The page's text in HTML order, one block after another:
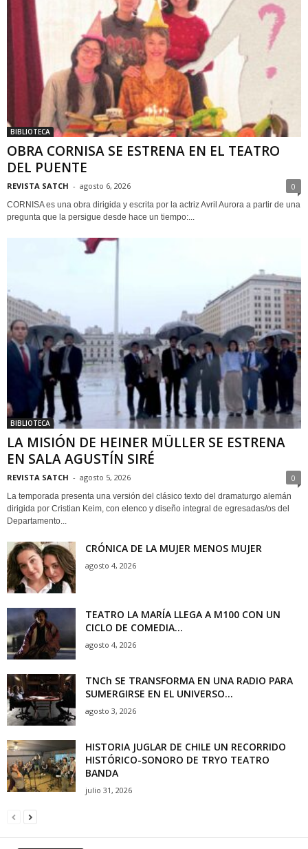
BIBLIOTECA
OBRA CORNISA SE ESTRENA EN EL TEATRO
DEL PUENTE
REVISTA SATCH - agosto 6, 2026 0
CORNISA es una obra dirigida y escrita por la actriz Avril Aurora a partir de una
pregunta que la persigue desde hace un tiempo:...
BIBLIOTECA
LA MISIÓN DE HEINER MÜLLER SE ESTRENA
EN SALA AGUSTÍN SIRÉ
REVISTA SATCH - agosto 5, 2026 0
La temporada presenta una versión del clásico texto del dramaturgo alemán
dirigida por Cristian Keim, con elenco y diseño integral de egresadas/os del
Departamento...
CRÓNICA DE LA MUJER MENOS MUJER
agosto 4, 2026
TEATRO LA MARÍA LLEGA A M100 CON UN
CICLO DE COMEDIA...
agosto 4, 2026
TNCh SE TRANSFORMA EN UNA RADIO PARA
SUMERGIRSE EN EL UNIVERSO...
agosto 3, 2026
HISTORIA JUGLAR DE CHILE UN RECORRIDO
HISTÓRICO-SONORO DE TRYO TEATRO
BANDA
julio 31, 2026